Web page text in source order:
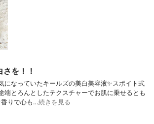
を！！
になっていたキールズの美白美容液✨スポイト式
端とろんとしたテクスチャーでお肌に乗せるとも
香りで心も…続きを見る